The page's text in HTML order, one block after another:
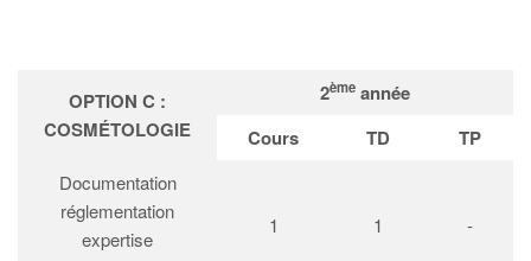
OPTION C :
COSMÉTOLOGIE
2ème année
Cours
TD TP
Documentation
réglementation
expertise
1 1 -